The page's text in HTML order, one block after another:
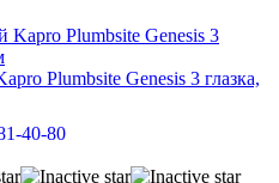
Plumbsite Genesis 3 глазка,
40-80